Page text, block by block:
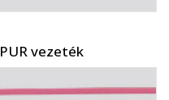
PUR vezeték